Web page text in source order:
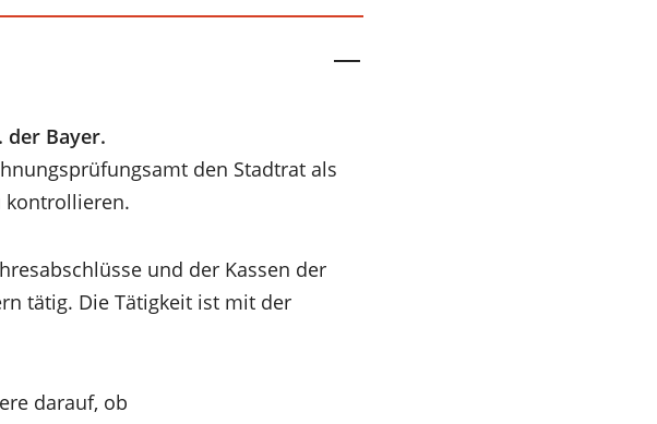
der Bayer.
den Stadtrat als
kontrollieren.
und der Kassen der
tätig. Die Tätigkeit ist mit der
darauf, ob